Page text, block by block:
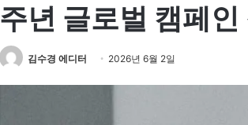
주년 글로벌 캠페인
김수경 에디터 2026년 6월 2일